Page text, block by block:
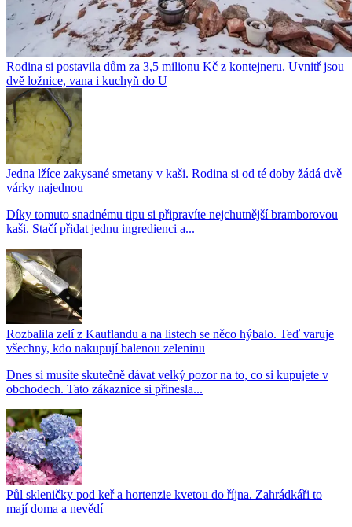
Rodina si postavila dům za 3,5 milionu Kč z kontejneru. Uvnitř jsou
dvě ložnice, vana i kuchyň do U
Jedna lžíce zakysané smetany v kaši. Rodina si od té doby žádá dvě
várky najednou
Díky tomuto snadnému tipu si připravíte nejchutnější bramborovou
kaši. Stačí přidat jednu ingredienci a...
Rozbalila zelí z Kauflandu a na listech se něco hýbalo. Teď varuje
všechny, kdo nakupují balenou zeleninu
Dnes si musíte skutečně dávat velký pozor na to, co si kupujete v
obchodech. Tato zákaznice si přinesla...
Půl skleničky pod keř a hortenzie kvetou do října. Zahrádkáři to
mají doma a nevědí